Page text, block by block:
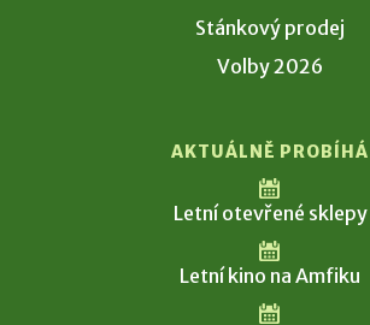
Stánkový prodej
Volby 2026
AKTUÁLNĚ PROBÍHÁ
Letní otevřené sklepy
Letní kino na Amfiku